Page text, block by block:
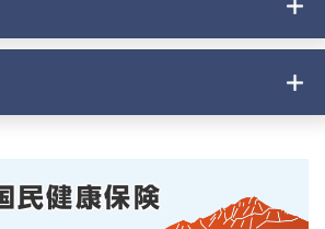
民健康保険